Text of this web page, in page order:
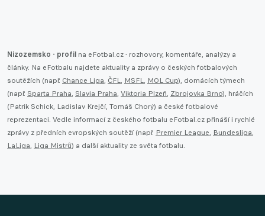
Nizozemsko - profil na eFotbal.cz - rozhovory, komentáře, analýzy a
články. Na eFotbalu najdete aktuality a zprávy o českých fotbalových
soutěžích (např. Chance Liga, ČFL, MSFL, MOL Cup), domácích týmech
(např. Sparta Praha, Slavia Praha, Viktoria Plzeň, Zbrojovka Brno), hráčích
(Patrik Schick, Ladislav Krejčí, Tomáš Chorý) a české fotbalové
reprezentaci. Vedle informací z českého fotbalu eFotbal.cz přináší i rychlé
zprávy z předních evropských soutěží (např. Premier League, Bundesliga,
LaLiga, Liga Mistrů) a další aktuality ze světa fotbalu.